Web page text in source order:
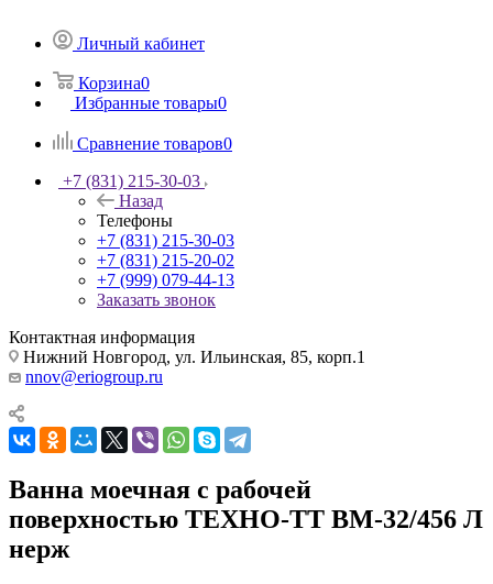
Личный кабинет
Корзина0
Избранные товары0
Сравнение товаров0
+7 (831) 215-30-03
Назад
Телефоны
+7 (831) 215-30-03
+7 (831) 215-20-02
+7 (999) 079-44-13
Заказать звонок
Контактная информация
Нижний Новгород, ул. Ильинская, 85, корп.1
nnov@eriogroup.ru
Ванна моечная с рабочей
поверхностью ТЕХНО-ТТ ВМ-32/456 Л
нерж